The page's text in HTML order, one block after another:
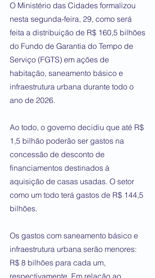
O Ministério das Cidades formalizou
nesta segunda-feira, 29, como será
feita a distribuição de R$ 160,5 bilhões
do Fundo de Garantia do Tempo de
Serviço (FGTS) em ações de
habitação, saneamento básico e
infraestrutura urbana durante todo o
ano de 2026.
Ao todo, o governo decidiu que até R$
1,5 bilhão poderão ser gastos na
concessão de desconto de
financiamentos destinados à
aquisição de casas usadas. O setor
como um todo terá gastos de R$ 144,5
bilhões.
Os gastos com saneamento básico e
infraestrutura urbana serão menores:
R$ 8 bilhões para cada um,
respectivamente. Em relação ao